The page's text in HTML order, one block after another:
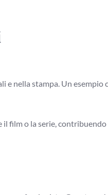
nella stampa. Un
o la serie, contribuendo